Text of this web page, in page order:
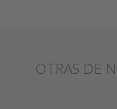
OTRAS DE